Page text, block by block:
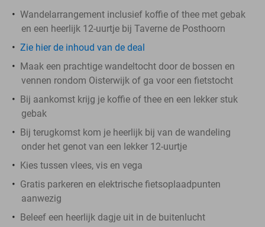
Wandelarrangement inclusief koffie of thee met gebak
en een heerlijk 12-uurtje bij Taverne de Posthoorn
Zie hierde inhoud van de deal
Maak een prachtige wandeltocht door de bossen en
vennen rondom Oisterwijk of ga voor een fietstocht
Bij aankomst krijg je koffie of thee en een lekker stuk
gebak
Bij terugkomst kom je heerlijk bij van de wandeling
onder het genot van een lekker 12-uurtje
Kies tussen vlees, vis en vega
Gratis parkeren en elektrische fietsoplaadpunten
aanwezig
Beleef een heerlijk dagje uit in de buitenlucht